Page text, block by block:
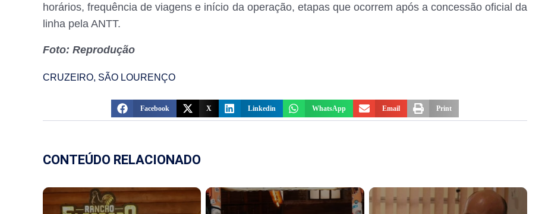
horários, frequência de viagens e início da operação, etapas que ocorrem após a concessão oficial da
linha pela ANTT.
Foto: Reprodução
CRUZEIRO, SÃO LOURENÇO
Facebook X Linkedin WhatsApp Email Print
CONTEÚDO RELACIONADO